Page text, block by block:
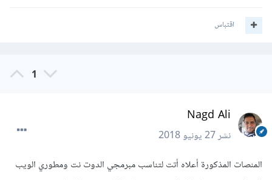
اقتباس
1
Nagd Ali
نشر27 يونيو 2018
المنصات المذكورة أعلاه أتت لتناسب مبرمجي الدوت نت ومطوري الويب